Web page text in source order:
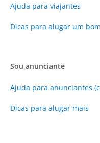
Ajuda para viajantes
Dicas para alugar um
Sou anunciante
Ajuda para anunciantes
Dicas para alugar mais